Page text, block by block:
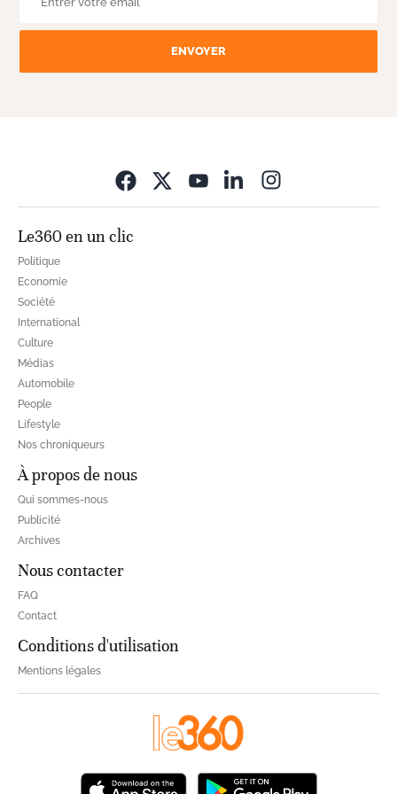
ENVOYER
Le360 en un clic
Politique
Economie
Société
International
Culture
Médias
Automobile
People
Lifestyle
Nos chroniqueurs
À propos de nous
Qui sommes-nous
Publicité
Archives
Nous contacter
FAQ
Contact
Conditions d'utilisation
Mentions légales